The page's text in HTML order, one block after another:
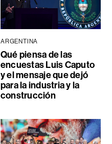
ARGENTINA
Qué piensa de las
encuestas Luis Caputo
y el mensaje que dejó
para la industria y la
construcción